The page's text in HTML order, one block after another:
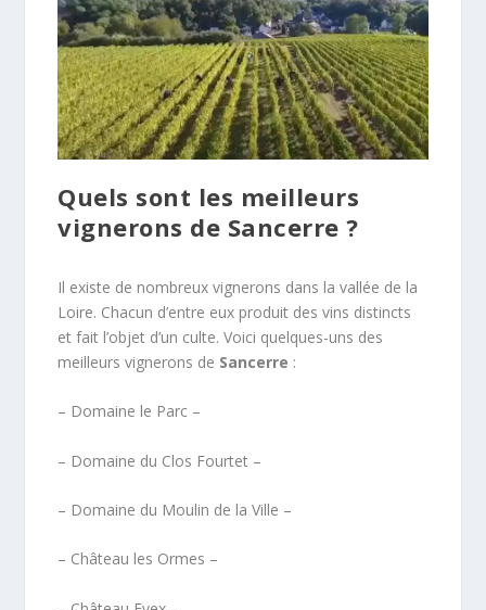
Quels sont les meilleurs
vignerons de Sancerre ?
Il existe de nombreux vignerons dans la vallée de la
Loire. Chacun d’entre eux produit des vins distincts
et fait l’objet d’un culte. Voici quelques-uns des
meilleurs vignerons de Sancerre :
– Domaine le Parc –
– Domaine du Clos Fourtet –
– Domaine du Moulin de la Ville –
– Château les Ormes –